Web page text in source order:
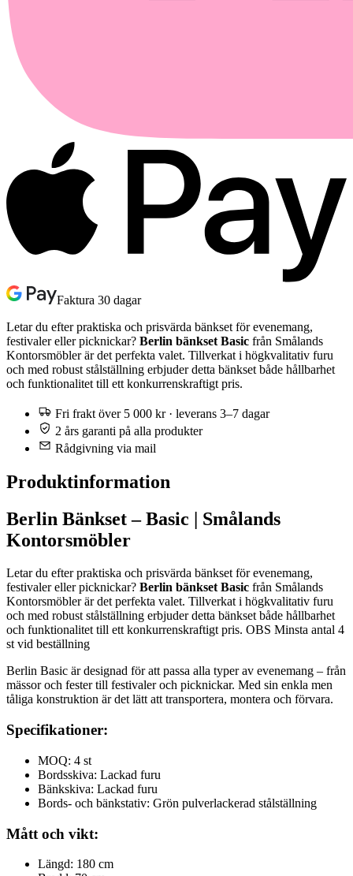
Faktura 30 dagar
Letar du efter praktiska och prisvärda bänkset för evenemang,
festivaler eller picknickar? Berlin bänkset Basic från Smålands
Kontorsmöbler är det perfekta valet. Tillverkat i högkvalitativ furu
och med robust stålställning erbjuder detta bänkset både hållbarhet
och funktionalitet till ett konkurrenskraftigt pris.
Fri frakt över 5 000 kr · leverans 3–7 dagar
2 års garanti på alla produkter
Rådgivning via mail
Produktinformation
Berlin Bänkset – Basic | Smålands
Kontorsmöbler
Letar du efter praktiska och prisvärda bänkset för evenemang,
festivaler eller picknickar? Berlin bänkset Basic från Smålands
Kontorsmöbler är det perfekta valet. Tillverkat i högkvalitativ furu
och med robust stålställning erbjuder detta bänkset både hållbarhet
och funktionalitet till ett konkurrenskraftigt pris. OBS Minsta antal 4
st vid beställning
Berlin Basic är designad för att passa alla typer av evenemang – från
mässor och fester till festivaler och picknickar. Med sin enkla men
tåliga konstruktion är det lätt att transportera, montera och förvara.
Specifikationer:
MOQ: 4 st
Bordsskiva: Lackad furu
Bänkskiva: Lackad furu
Bords- och bänkstativ: Grön pulverlackerad stålställning
Mått och vikt:
Längd: 180 cm